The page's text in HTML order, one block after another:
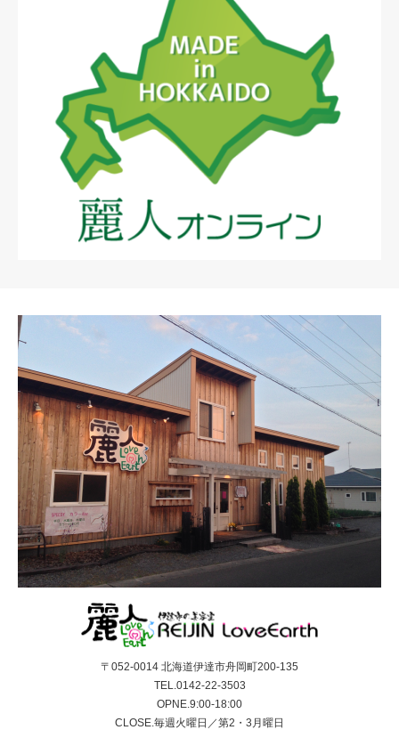
〒052-0014 北海道伊達市舟岡町200-135
TEL.0142-22-3503
OPNE.9:00-18:00
CLOSE.毎週火曜日／第2・3月曜日